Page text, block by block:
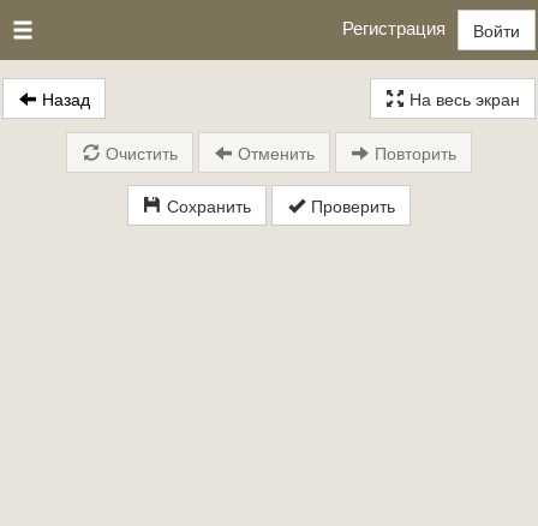
Регистрация Войти
Назад На весь экран
Сохранить Проверить
Очистить Отменить Повторить